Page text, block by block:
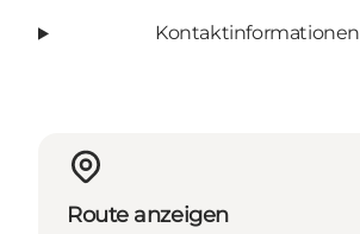
Kontaktinformationen
Route anzeigen